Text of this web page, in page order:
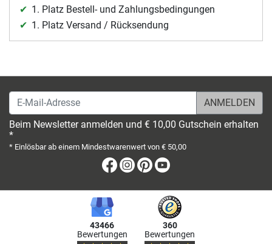
1. Platz Bestell- und Zahlungsbedingungen
1. Platz Versand / Rücksendung
E-Mail-Adresse
Beim Newsletter anmelden und € 10,00 Gutschein erhalten
*
* Einlösbar ab einem Mindestwarenwert von € 50,00
Facebook
Instagram
Pinterest
43466
Bewertungen
360
Bewertungen